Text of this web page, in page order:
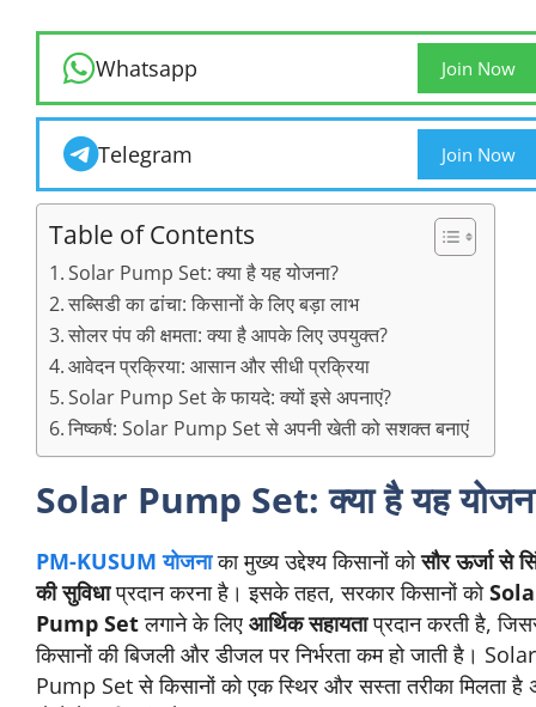
Whatsapp Join Now
Telegram Join Now
Table of Contents
Solar Pump Set: क्या है यह योजना?
सब्सिडी का ढांचा: किसानों के लिए बड़ा लाभ
सोलर पंप की क्षमता: क्या है आपके लिए उपयुक्त?
आवेदन प्रक्रिया: आसान और सीधी प्रक्रिया
Solar Pump Set के फायदे: क्यों इसे अपनाएं?
निष्कर्ष: Solar Pump Set से अपनी खेती को सशक्त बनाएं
Solar Pump Set: क्या है यह
PM-KUSUM योजनाका मुख्य उद्देश्य किसानों कोसौर ऊर्जा से
की सुविधाप्रदान करना है। इसके तहत, सरकार किसानों को
Pump Setलगाने के लिए आर्थिक सहायताप्रदान करती है,
किसानों की बिजली और डीजल पर निर्भरता कम हो जाती है। Solar
Pump Set से किसानों को एक स्थिर और सस्ता तरीका मिलता है